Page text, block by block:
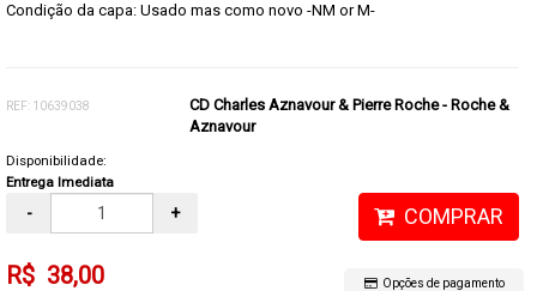
Condição da capa: Usado mas como novo -NM or M-
REF: 10639038
CD Charles Aznavour & Pierre Roche - Roche &
Aznavour
Disponibilidade:
Entrega Imediata
- + COMPRAR
R$ 38,00 Opções de pagamento